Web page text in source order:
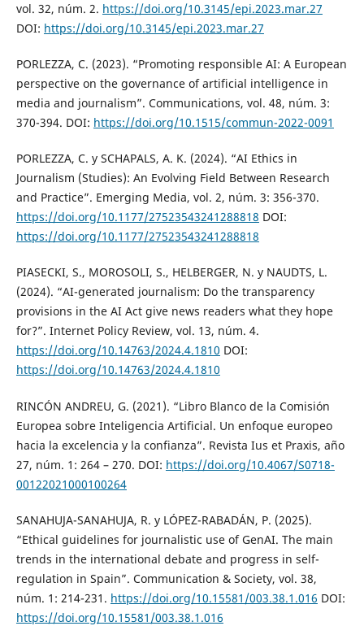
vol. 32, núm. 2. https://doi.org/10.3145/epi.2023.mar.27
DOI: https://doi.org/10.3145/epi.2023.mar.27
PORLEZZA, C. (2023). “Promoting responsible AI: A European
perspective on the governance of artificial intelligence in
media and journalism”. Communications, vol. 48, núm. 3:
370-394. DOI: https://doi.org/10.1515/commun-2022-0091
PORLEZZA, C. y SCHAPALS, A. K. (2024). “AI Ethics in
Journalism (Studies): An Evolving Field Between Research
and Practice”. Emerging Media, vol. 2, núm. 3: 356-370.
https://doi.org/10.1177/27523543241288818 DOI:
https://doi.org/10.1177/27523543241288818
PIASECKI, S., MOROSOLI, S., HELBERGER, N. y NAUDTS, L.
(2024). “AI-generated journalism: Do the transparency
provisions in the AI Act give news readers what they hope
for?”. Internet Policy Review, vol. 13, núm. 4.
https://doi.org/10.14763/2024.4.1810 DOI:
https://doi.org/10.14763/2024.4.1810
RINCÓN ANDREU, G. (2021). “Libro Blanco de la Comisión
Europea sobre Inteligencia Artificial. Un enfoque europeo
hacia la excelencia y la confianza”. Revista Ius et Praxis, año
27, núm. 1: 264 – 270. DOI: https://doi.org/10.4067/S0718-
00122021000100264
SANAHUJA-SANAHUJA, R. y LÓPEZ-RABADÁN, P. (2025).
“Ethical guidelines for journalistic use of GenAI. The main
trends in the international debate and progress in self-
regulation in Spain”. Communication & Society, vol. 38,
núm. 1: 214-231. https://doi.org/10.15581/003.38.1.016 DOI:
https://doi.org/10.15581/003.38.1.016